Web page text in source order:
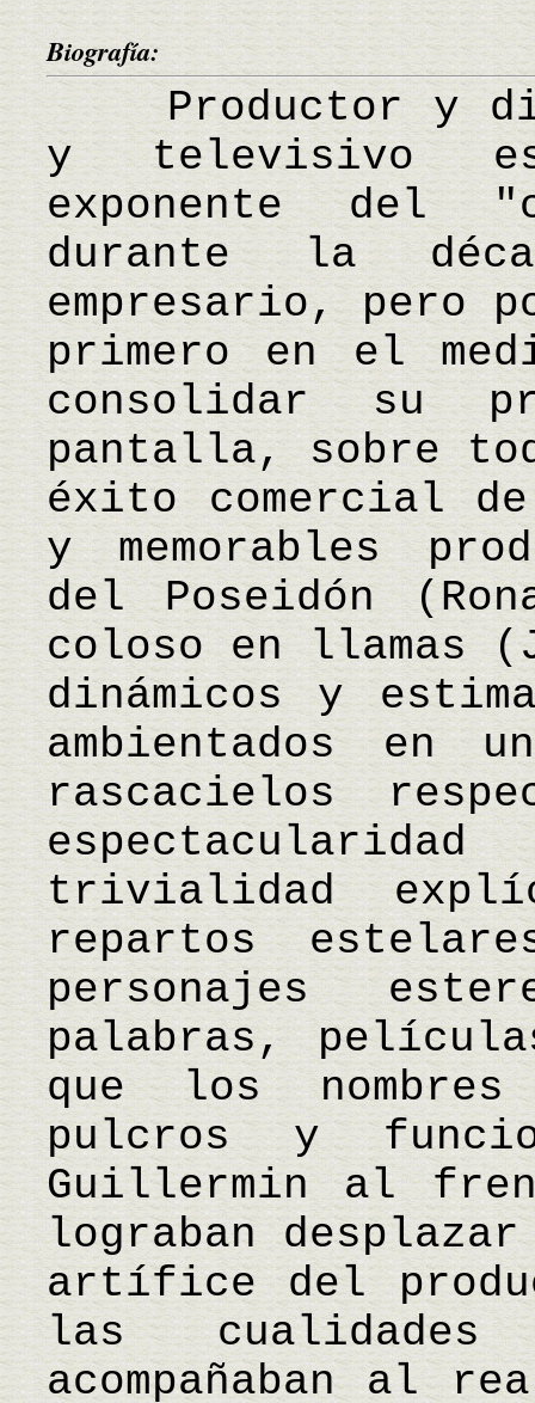
Biografía:
Productor y
y televisivo
exponente del
durante la
empresario, pero
primero en el
consolidar su
pantalla, sobre
éxito comercial de
y memorables
del Poseidón
coloso en llamas
dinámicos y
ambientados en
rascacielos
trivialidad
repartos
personajes
palabras,
que los
pulcros y
Guillermin al
lograban
artífice del
las
acompañaban al